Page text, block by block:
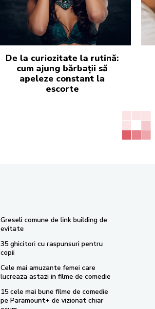
De la curiozitate la rutină:
cum ajung bărbații să
apeleze constant la
escorte
Greseli comune de link building de
evitate
35 ghicitori cu raspunsuri pentru
copii
Cele mai amuzante femei care
lucreaza astazi in filme de comedie
15 cele mai bune filme de comedie
pe Paramount+ de vizionat chiar